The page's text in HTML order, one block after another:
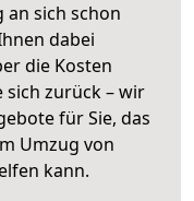
an sich schon
dabei
die Kosten
sich zurück – wir
für Sie, das
Umzug von
kann.